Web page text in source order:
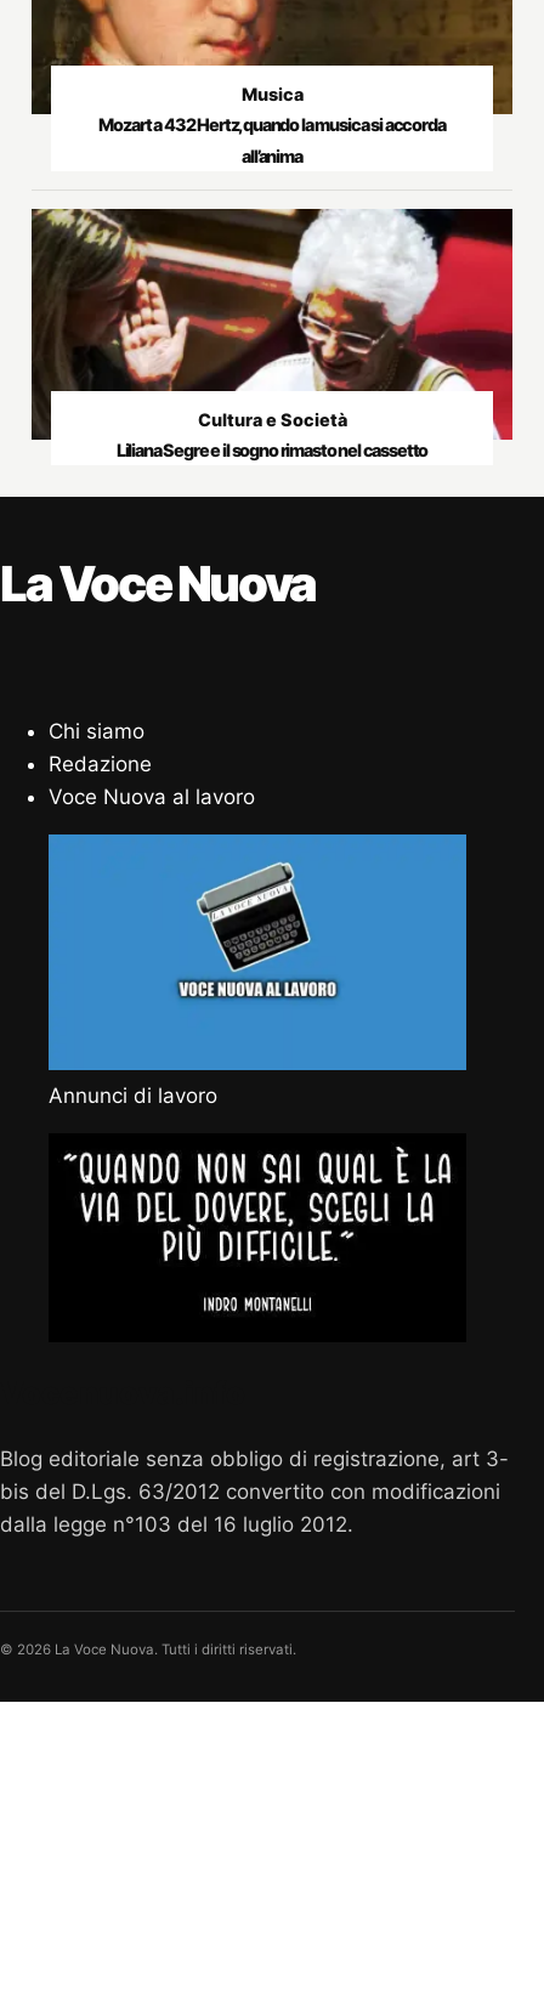
Musica
Mozart a 432 Hertz, quando la musica si accorda
all’anima
Cultura e Società
Liliana Segre e il sogno rimasto nel cassetto
La Voce Nuova
Chi siamo
Redazione
Voce Nuova al lavoro
Annunci di lavoro
Blog editoriale senza obbligo di registrazione, art 3-
bis del D.Lgs. 63/2012 convertito con modificazioni
dalla legge n°103 del 16 luglio 2012.
© 2026 La Voce Nuova. Tutti i diritti riservati.